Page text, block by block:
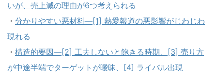
いが、売上減の理由が6つ考えられる
・ 分かりやすい悪材料―[1] 熱愛報道の悪影響がじわじわ
現れる
・ 構造的要因―[2] 工夫しないと飽きる時期、[3] 売り方
が中途半端でターゲットが曖昧、[4] ライバル出現